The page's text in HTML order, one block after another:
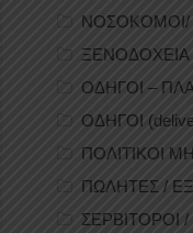
ΝΟΣΟΚΟΜΟΙ/
ΞΕΝΟΔΟΧΕΙΑ
ΟΔΗΓΟΙ –
ΟΔΗΓΟΙ
ΠΟΛΙΤΙΚΟΙ
ΠΩΛΗΤΕΣ /
ΣΕΡΒΙΤΟΡΟΙ